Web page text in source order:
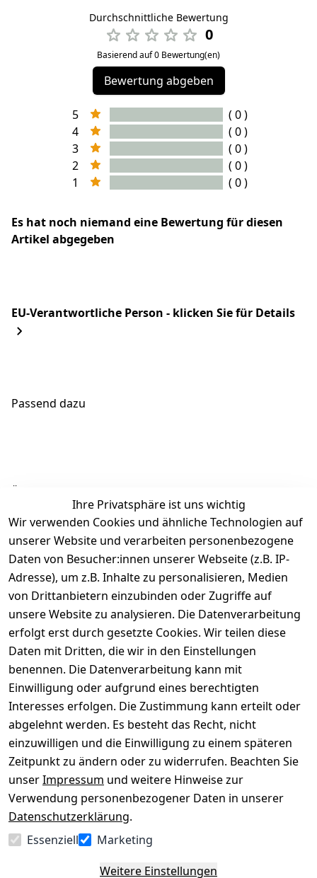
Durchschnittliche Bewertung
0
Basierend auf 0 Bewertung(en)
Bewertung abgeben
5
( 0 )
4
( 0 )
3
( 0 )
2
( 0 )
1
( 0 )
Es hat noch niemand eine Bewertung für diesen
Artikel abgegeben
EU-Verantwortliche Person - klicken Sie für Details
Passend dazu
Ähnliche Produkte
Ihre Privatsphäre ist uns wichtig
Wir verwenden Cookies und ähnliche Technologien auf
unserer Website und verarbeiten personenbezogene
Daten von Besucher:innen unserer Webseite (z.B. IP-
Adresse), um z.B. Inhalte zu personalisieren, Medien
von Drittanbietern einzubinden oder Zugriffe auf
unsere Website zu analysieren. Die Datenverarbeitung
erfolgt erst durch gesetzte Cookies. Wir teilen diese
Daten mit Dritten, die wir in den Einstellungen
benennen. Die Datenverarbeitung kann mit
Einwilligung oder aufgrund eines berechtigten
Interesses erfolgen. Die Zustimmung kann erteilt oder
abgelehnt werden. Es besteht das Recht, nicht
einzuwilligen und die Einwilligung zu einem späteren
Zeitpunkt zu ändern oder zu widerrufen. Beachten Sie
unserImpressum und weitere Hinweise zur
Verwendung personenbezogener Daten in unserer
Datenschutzerklärung.
Essenziell
Marketing
Weitere Einstellungen
Rechtliches
AGB
Impressum
Datenschutze
rklärung
Barrierefreihe
itserklärung
Widerrufsrec
ht
Über uns
Kontakt
Registrieren
Kataloge zum
Download
Pflege &
Kundendienst
Kiefermöbel
Hilfe
Wir
versenden
mit
Zahle
bequem per
Vertrag
widerrufen